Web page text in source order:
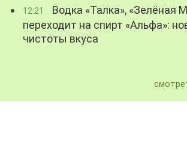
12:21
Водка «Талка», «Зелёная
переходит на спирт «Альфа»:
чистоты вкуса